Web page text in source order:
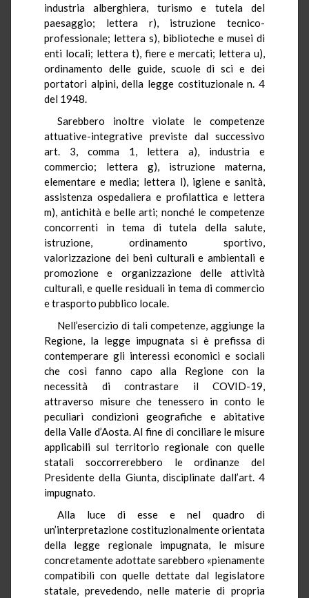
industria alberghiera, turismo e tutela del
paesaggio; lettera r), istruzione tecnico-
professionale; lettera s), biblioteche e musei di
enti locali; lettera t), fiere e mercati; lettera u),
ordinamento delle guide, scuole di sci e dei
portatori alpini, della legge costituzionale n. 4
del 1948.
Sarebbero inoltre violate le competenze
attuative-integrative previste dal successivo
art. 3, comma 1, lettera a), industria e
commercio; lettera g), istruzione materna,
elementare e media; lettera l), igiene e sanità,
assistenza ospedaliera e profilattica e lettera
m), antichità e belle arti; nonché le competenze
concorrenti in tema di tutela della salute,
istruzione, ordinamento sportivo,
valorizzazione dei beni culturali e ambientali e
promozione e organizzazione delle attività
culturali, e quelle residuali in tema di commercio
e trasporto pubblico locale.
Nell’esercizio di tali competenze, aggiunge la
Regione, la legge impugnata si è prefissa di
contemperare gli interessi economici e sociali
che così fanno capo alla Regione con la
necessità di contrastare il COVID-19,
attraverso misure che tenessero in conto le
peculiari condizioni geografiche e abitative
della Valle d’Aosta. Al fine di conciliare le misure
applicabili sul territorio regionale con quelle
statali soccorrerebbero le ordinanze del
Presidente della Giunta, disciplinate dall’art. 4
impugnato.
Alla luce di esse e nel quadro di
un’interpretazione costituzionalmente orientata
della legge regionale impugnata, le misure
concretamente adottate sarebbero «pienamente
compatibili con quelle dettate dal legislatore
statale, prevedendo, nelle materie di propria